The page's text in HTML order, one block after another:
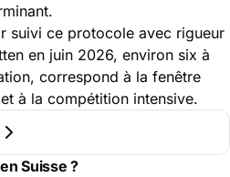
suivi ce protocole avec rigueur
en juin 2026, environ six à
correspond à la fenêtre
à la compétition intensive.
Suisse ?